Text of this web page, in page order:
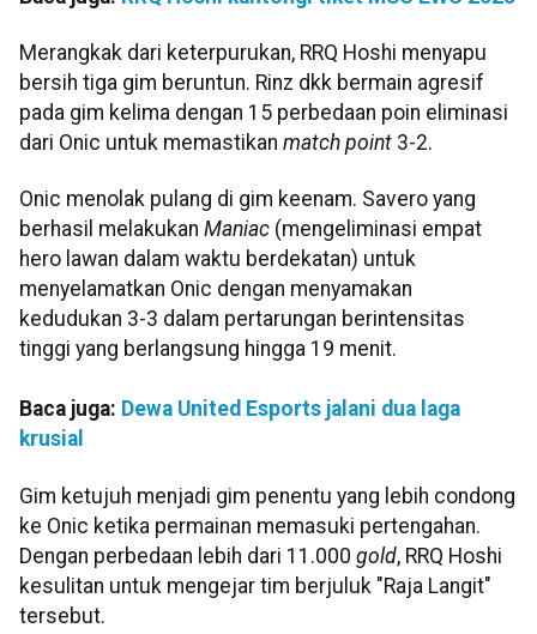
Merangkak dari keterpurukan, RRQ Hoshi menyapu
bersih tiga gim beruntun. Rinz dkk bermain agresif
pada gim kelima dengan 15 perbedaan poin eliminasi
dari Onic untuk memastikan match point 3-2.
Onic menolak pulang di gim keenam. Savero yang
berhasil melakukan Maniac (mengeliminasi empat
hero lawan dalam waktu berdekatan) untuk
menyelamatkan Onic dengan menyamakan
kedudukan 3-3 dalam pertarungan berintensitas
tinggi yang berlangsung hingga 19 menit.
Baca juga: Dewa United Esports jalani dua laga
krusial
Gim ketujuh menjadi gim penentu yang lebih condong
ke Onic ketika permainan memasuki pertengahan.
Dengan perbedaan lebih dari 11.000 gold, RRQ Hoshi
kesulitan untuk mengejar tim berjuluk "Raja Langit"
tersebut.